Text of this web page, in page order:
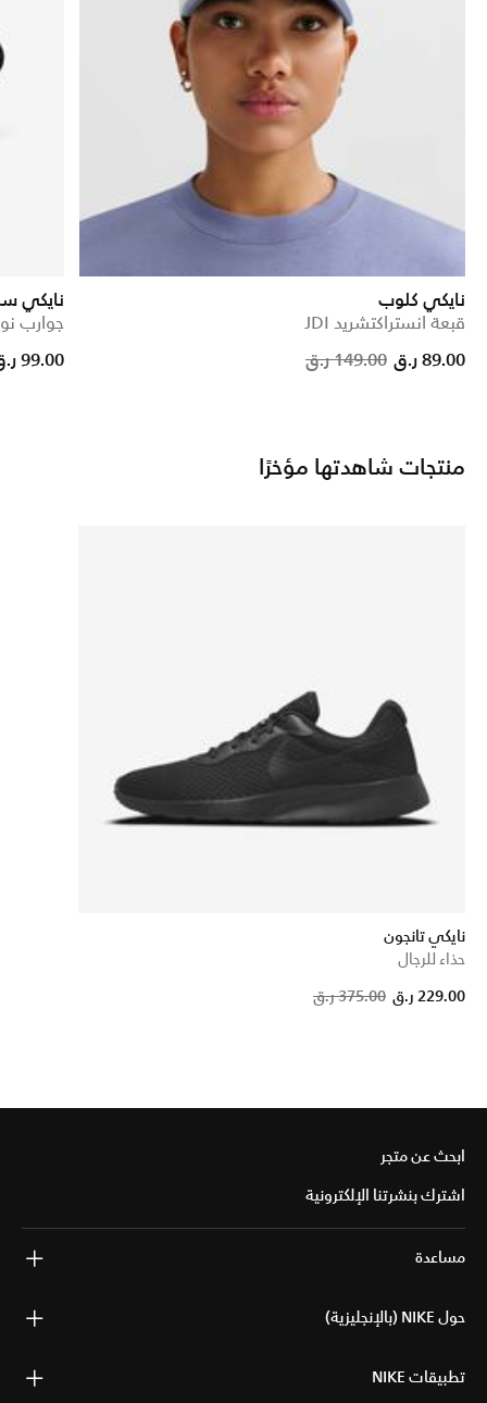
نايكي كلوب
قبعة انستراكتشريد JDI
149.00 ر.ق 89.00 ر.ق
نايكي
جوارب نو-شو
99.00 ر.ق
منتجات شاهدتها مؤخرًا
نايكي تانجون
حذاء للرجال
375.00 ر.ق 229.00 ر.ق
ابحث عن متجر
اشترك بنشرتنا الإلكترونية
مساعدة
حول NIKE (بالإنجليزية)
تطبيقات NIKE